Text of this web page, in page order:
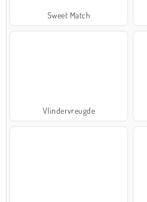
Sweet Match
Vlindervreugde